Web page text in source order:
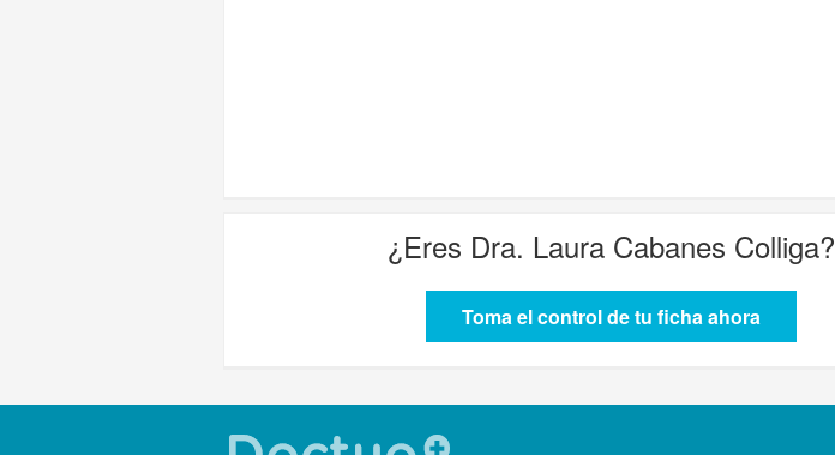
¿Eres Dra. Laura Cabanes Colliga?
Toma el control de tu ficha ahora